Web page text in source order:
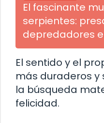
El fascinante
serpientes:
depredadores
El sentido y el
más duraderos y
la búsqueda
felicidad.